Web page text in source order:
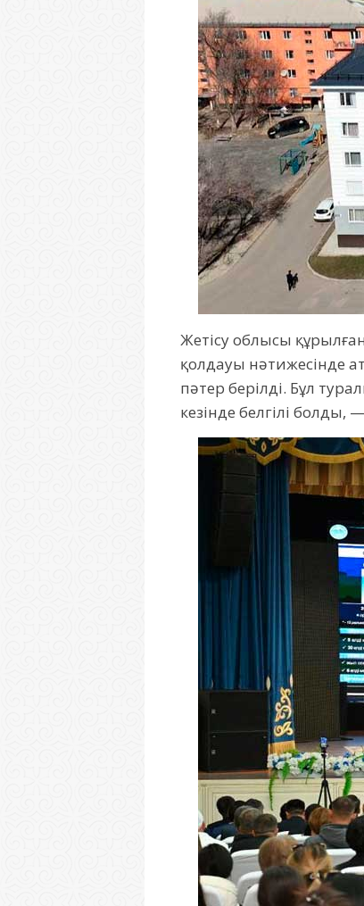
Жетісу облысы
қолдауы нәтижесінде
пәтер берілді. Бұл
кезінде белгілі болды,